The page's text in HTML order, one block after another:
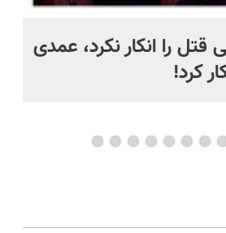
را انکار نکرد، عمدی
کرد!